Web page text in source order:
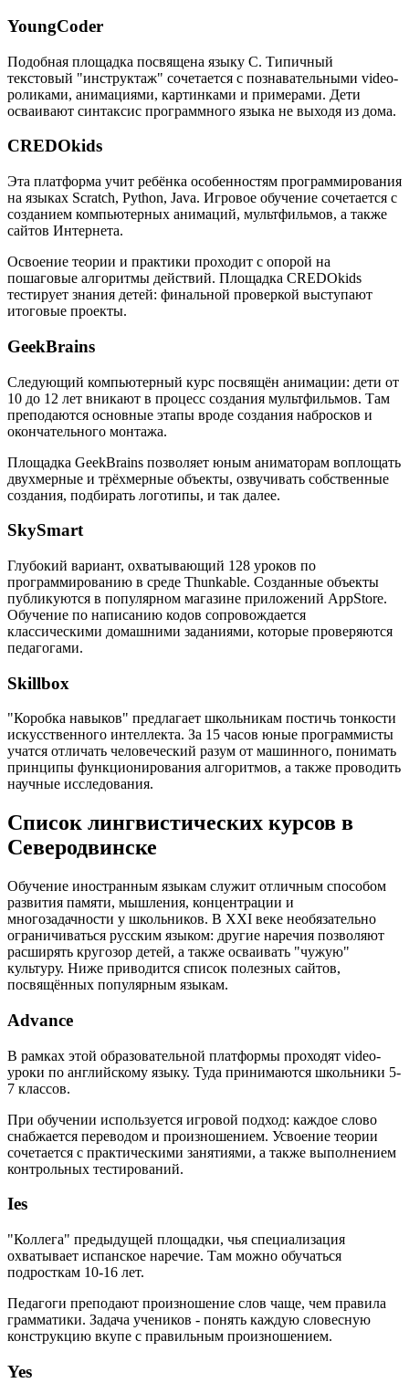
YoungCoder
Подобная площадка посвящена языку C. Типичный
текстовый "инструктаж" сочетается с познавательными video-
роликами, анимациями, картинками и примерами. Дети
осваивают синтаксис программного языка не выходя из дома.
CREDOkids
Эта платформа учит ребёнка особенностям программирования
на языках Scratch, Python, Java. Игровое обучение сочетается с
созданием компьютерных анимаций, мультфильмов, а также
сайтов Интернета.
Освоение теории и практики проходит с опорой на
пошаговые алгоритмы действий. Площадка CREDOkids
тестирует знания детей: финальной проверкой выступают
итоговые проекты.
GeekBrains
Следующий компьютерный курс посвящён анимации: дети от
10 до 12 лет вникают в процесс создания мультфильмов. Там
преподаются основные этапы вроде создания набросков и
окончательного монтажа.
Площадка GeekBrains позволяет юным аниматорам воплощать
двухмерные и трёхмерные объекты, озвучивать собственные
создания, подбирать логотипы, и так далее.
SkySmart
Глубокий вариант, охватывающий 128 уроков по
программированию в среде Thunkable. Созданные объекты
публикуются в популярном магазине приложений AppStore.
Обучение по написанию кодов сопровождается
классическими домашними заданиями, которые проверяются
педагогами.
Skillbox
"Коробка навыков" предлагает школьникам постичь тонкости
искусственного интеллекта. За 15 часов юные программисты
учатся отличать человеческий разум от машинного, понимать
принципы функционирования алгоритмов, а также проводить
научные исследования.
Список лингвистических курсов в
Северодвинске
Обучение иностранным языкам служит отличным способом
развития памяти, мышления, концентрации и
многозадачности у школьников. В XXI веке необязательно
ограничиваться русским языком: другие наречия позволяют
расширять кругозор детей, а также осваивать "чужую"
культуру. Ниже приводится список полезных сайтов,
посвящённых популярным языкам.
Advance
В рамках этой образовательной платформы проходят video-
уроки по английскому языку. Туда принимаются школьники 5-
7 классов.
При обучении используется игровой подход: каждое слово
снабжается переводом и произношением. Усвоение теории
сочетается с практическими занятиями, а также выполнением
контрольных тестирований.
Ies
"Коллега" предыдущей площадки, чья специализация
охватывает испанское наречие. Там можно обучаться
подросткам 10-16 лет.
Педагоги преподают произношение слов чаще, чем правила
грамматики. Задача учеников - понять каждую словесную
конструкцию вкупе с правильным произношением.
Yes